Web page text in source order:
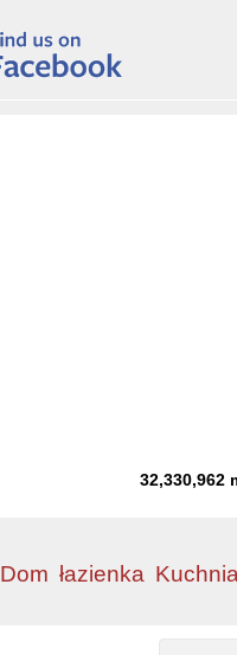
32,330,962
Dom łazienka Kuchnia